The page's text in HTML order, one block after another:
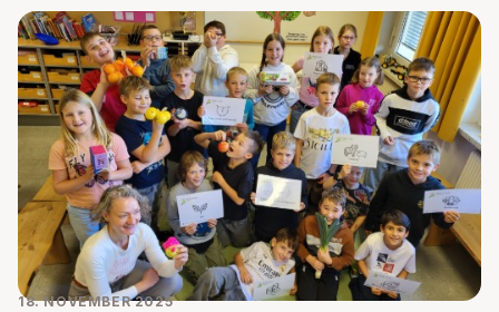
18. NOVEMBER 2025